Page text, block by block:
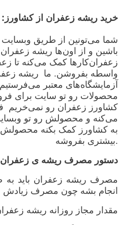
خرید ریشه زعفران از کشاورز:
شما می‌تونین از طریق وبسایت
باشین و از اون‌ها ریشه
زعفران‌کارها کمک می‌کنه تا
واسطه بفروشن. ما ریشه
آزمایشگاه‌های معتبر می‌فرستیم
محصولات رو تو سایت برای
کشاورز زعفران رو نمی‌خریم
می‌کنه و محصولش رو تو
به کشاورز کمک بکنه
بیشتری بفروشه.
دستور مصرف ریشه ی
مصرف ریشه زعفران باید به
انجام بشه چون مصرف زیادش
مقدار مجاز روزانه ریشه